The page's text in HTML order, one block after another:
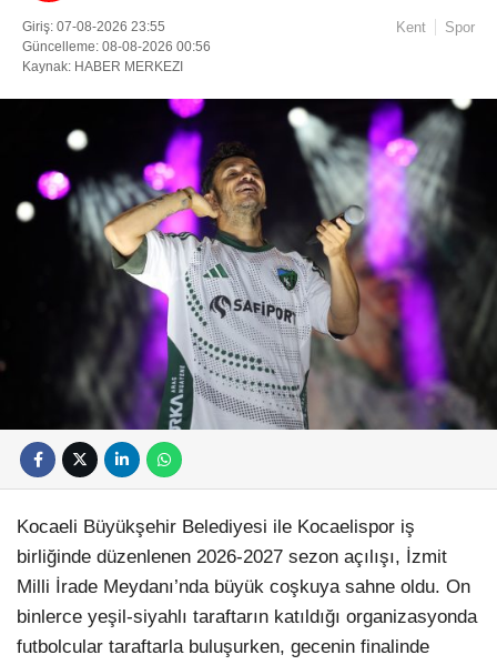
Giriş: 07-08-2026 23:55
Güncelleme: 08-08-2026 00:56
Kaynak: HABER MERKEZI
Kent Spor
Kocaeli Büyükşehir Belediyesi ile Kocaelispor iş
birliğinde düzenlenen 2026-2027 sezon açılışı, İzmit
Milli İrade Meydanı’nda büyük coşkuya sahne oldu. On
binlerce yeşil-siyahlı taraftarın katıldığı organizasyonda
futbolcular taraftarla buluşurken, gecenin finalinde